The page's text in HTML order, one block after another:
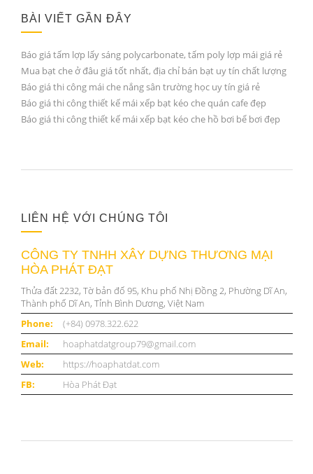
BÀI VIẾT GẦN ĐÂY
Báo giá tấm lợp lấy sáng polycarbonate, tấm poly lợp mái giá rẻ
Mua bạt che ở đâu giá tốt nhất, địa chỉ bán bạt uy tín chất lượng
Báo giá thi công mái che nắng sân trường học uy tín giá rẻ
Báo giá thi công thiết kế mái xếp bạt kéo che quán cafe đẹp
Báo giá thi công thiết kế mái xếp bạt kéo che hồ bơi bể bơi đẹp
LIÊN HỆ VỚI CHÚNG TÔI
CÔNG TY TNHH XÂY DỰNG THƯƠNG MẠI
HÒA PHÁT ĐẠT
Thửa đất 2232, Tờ bản đố 95, Khu phố Nhị Đồng 2, Phường Dĩ An,
Thành phố Dĩ An, Tỉnh Bình Dương, Việt Nam
Phone:
(+84) 0978.322.622
Email:
hoaphatdatgroup79@gmail.com
Web:
https://hoaphatdat.com
FB:
Hòa Phát Đạt